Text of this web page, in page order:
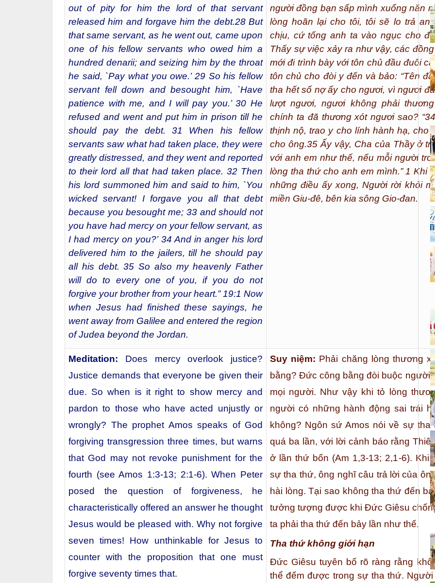
out of pity for him the lord of that servant
released him and forgave him the debt.28 But
that same servant, as he went out, came upon
one of his fellow servants who owed him a
hundred denarii; and seizing him by the throat
he said, `Pay what you owe.’ 29 So his fellow
servant fell down and besought him, `Have
patience with me, and I will pay you.’ 30 He
refused and went and put him in prison till he
should pay the debt. 31 When his fellow
servants saw what had taken place, they were
greatly distressed, and they went and reported
to their lord all that had taken place. 32 Then
his lord summoned him and said to him, `You
wicked servant! I forgave you all that debt
because you besought me; 33 and should not
you have had mercy on your fellow servant, as
I had mercy on you?’ 34 And in anger his lord
delivered him to the jailers, till he should pay
all his debt. 35 So also my heavenly Father
will do to every one of you, if you do not
forgive your brother from your heart.” 19:1 Now
when Jesus had finished these sayings, he
went away from Galilee and entered the region
of Judea beyond the Jordan.
người đồng bạn sấp mình xuống năn
lòng hoãn lại cho tôi, tôi sẽ lo trả
chịu, cứ tống anh ta vào ngục cho
Thấy sự việc xảy ra như vậy, các
mới đi trình bày với tôn chủ đầu đuôi
tôn chủ cho đòi y đến và bảo: “Tên
tha hết số nợ ấy cho ngươi, vì ngươi
lượt ngươi, ngươi không phải
chính ta đã thương xót ngươi sao? “34
thịnh nộ, trao y cho lính hành hạ, cho
cho ông.35Ấy vậy, Cha của Thầy ở
với anh em như thế, nếu mỗi người
lòng tha thứ cho anh em mình.”1 Khi
những điều ấy xong, Người rời khỏi
miền Giu-đê, bên kia sông Gio-đan.
Meditation: Does mercy overlook justice?
Justice demands that everyone be given their
due. So when is it right to show mercy and
pardon to those who have acted unjustly or
wrongly? The prophet Amos speaks of God
forgiving transgression three times, but warns
that God may not revoke punishment for the
fourth (see Amos 1:3-13; 2:1-6). When Peter
posed the question of forgiveness, he
characteristically offered an answer he thought
Jesus would be pleased with. Why not forgive
seven times! How unthinkable for Jesus to
counter with the proposition that one must
forgive seventy times that.
Suy niệm: Phải chăng lòng thương
bằng? Đức công bằng đòi buộc người
mọi người. Như vậy khi tỏ lòng
người có những hành động sai trái
không? Ngôn sứ Amos nói về sự tha
quá ba lần, với lời cảnh báo rằng
ở lần thứ bốn (Am 1,3-13; 2,1-6). Khi
sự tha thứ, ông nghĩ câu trả lời của
hài lòng. Tại sao không tha thứ đến
tưởng tượng được khi Đức Giêsu
ta phải tha thứ đến bảy lần như thế.
Tha thứ không giới hạn
Đức Giêsu tuyên bố rõ ràng rằng
thể đếm được trong sự tha thứ.